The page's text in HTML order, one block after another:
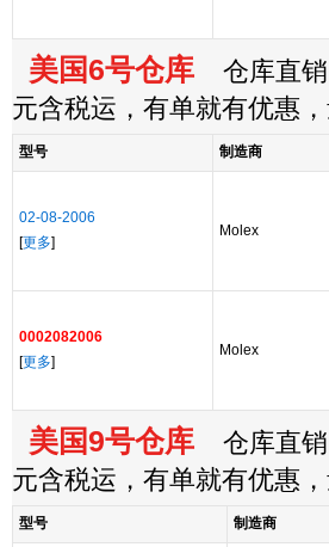
美国6号仓库 仓库直销
元含税运，有单就有优惠
型号 制造商
02-08-2006
[更多]
Molex
0002082006
[更多]
Molex
美国9号仓库 仓库直销
元含税运，有单就有优惠
型号 制造商